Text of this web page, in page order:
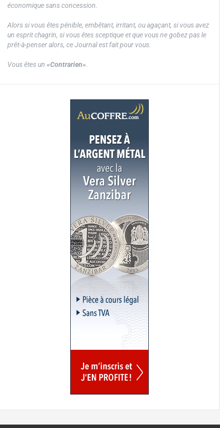
économique sans concession.
Alors si vous êtes pénible, embêtant, irritant, ou agaçant, si vous avez
un esprit chagrin, si vous êtes sceptique et que vous ne gobez pas le
prêt-à-penser alors, ce Journal est fait pour vous.
Vous êtes un «Contrarien».